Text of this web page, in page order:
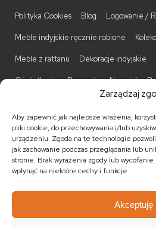
Zarządzaj
Aby zapewnić jak najlepsze wrażenia,
pliki cookie, do przechowywania i/lub
urządzeniu. Zgoda na te technologie
jak zachowanie podczas przeglądania lub
stronie. Brak wyrażenia zgody lub
wpłynąć na niektóre cechy i funkcje.
Akceptuję
Polityka Cookies Blog Logowanie /
Meble indyjskie ręcznie robione
Meble z rattanu Dekoracje indyjskie
Oświetlenie Promocje Nowości
Komody kolonialne
Kufry indyjskie Ławki kolonialne
Parawany kolonialne Półki kolonialne
Stojaki na CD Stoliki kawowe Stoliki